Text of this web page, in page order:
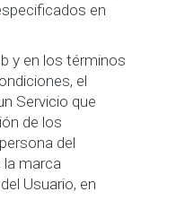
en
y en los términos
el
Servicio que
de los
del
la marca
Usuario, en